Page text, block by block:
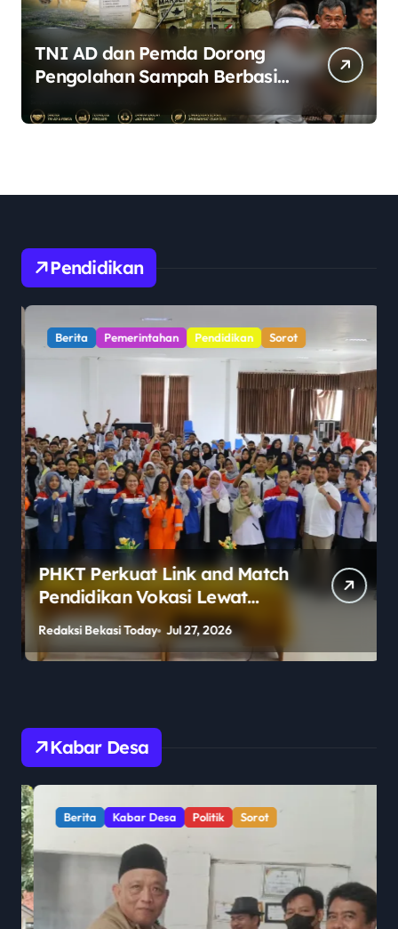
TNI AD dan Pemda Dorong
Pengolahan Sampah Berbasis
Pendidikan
Berita Pemerintahan Pendidikan Sorot
PHKT Perkuat Link and Match
Pendidikan Vokasi Lewat
Program Guru Tamu di SMKN
2 Penajam Paser Utara
Redaksi Bekasi Today Jul 27, 2026
Kabar Desa
Berita Kabar Desa Politik Sorot